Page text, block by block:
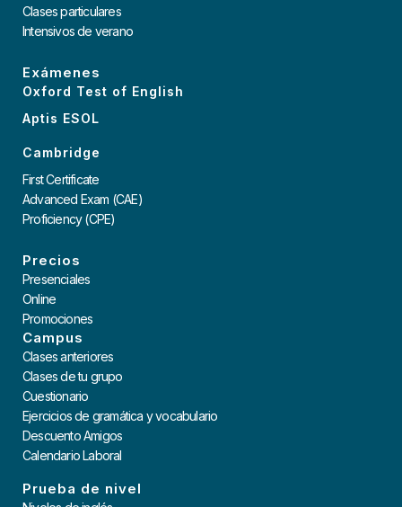
Clases particulares
Intensivos de verano
Exámenes
Oxford Test of English
Aptis ESOL
Cambridge
First Certificate
Advanced Exam (CAE)
Proficiency (CPE)
Precios
Presenciales
Online
Promociones
Campus
Clases anteriores
Clases de tu grupo
Cuestionario
Ejercicios de gramática y vocabulario
Descuento Amigos
Calendario Laboral
Prueba de nivel